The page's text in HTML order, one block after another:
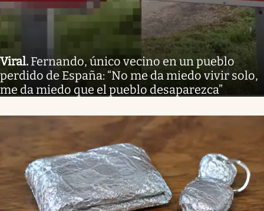
Viral. Fernando, único vecino en un pueblo
perdido de España: “No me da miedo vivir solo,
me da miedo que el pueblo desaparezca”